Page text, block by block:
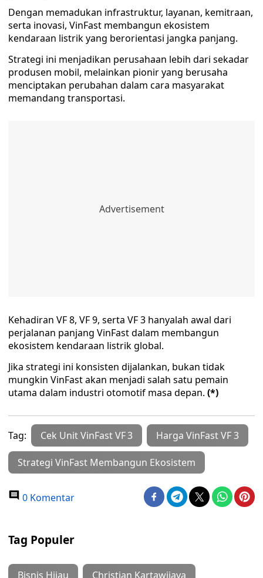
Dengan memadukan infrastruktur, layanan, kemitraan,
serta inovasi, VinFast membangun ekosistem
kendaraan listrik yang berorientasi jangka panjang.
Strategi ini menjadikan perusahaan lebih dari sekadar
produsen mobil, melainkan pionir yang berusaha
menciptakan perubahan dalam cara masyarakat
memandang transportasi.
Kehadiran VF 8, VF 9, serta VF 3 hanyalah awal dari
perjalanan panjang VinFast dalam membangun
ekosistem kendaraan listrik global.
Jika strategi ini konsisten dijalankan, bukan tidak
mungkin VinFast akan menjadi salah satu pemain
utama dalam industri otomotif masa depan. (*)
Tag: Cek Unit VinFast VF 3 Harga VinFast VF 3
Strategi VinFast Membangun Ekosistem
0 Komentar
Tag Populer
Bisnis Hijau Christian Kartawijaya